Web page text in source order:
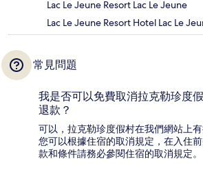
Lac Le Jeune Resort Lac Le Jeune
Lac Le Jeune Resort Hotel Lac Le
常見問題
我是否可以免費取消拉克勒珍度
退款？
可以，拉克勒珍度假村在我們網站上
您可以根據住宿的取消規定，在入住
款和條件請務必參閱住宿的取消規定。